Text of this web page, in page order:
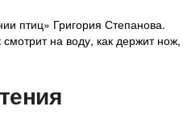
птиц» Григория Степанова.
на воду, как держит нож,